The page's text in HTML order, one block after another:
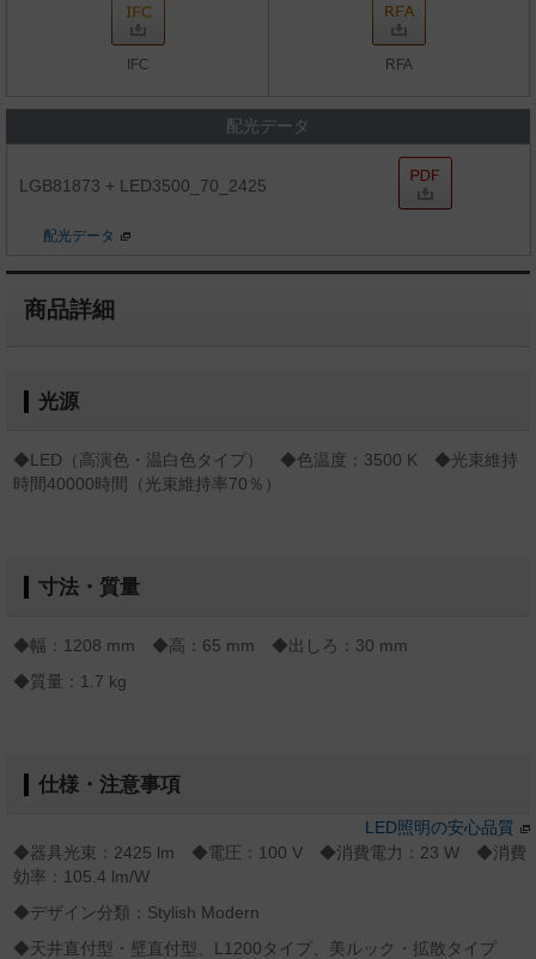
IFC RFA
配光データ
LGB81873 + LED3500_70_2425
配光データ
商品詳細
光源
◆LED（高演色・温白色タイプ） ◆色温度：3500 K ◆光束維持
時間40000時間（光束維持率70％）
寸法・質量
◆幅：1208 mm ◆高：65 mm ◆出しろ：30 mm
◆質量：1.7 kg
仕様・注意事項
LED照明の安心品質
◆器具光束：2425 lm ◆電圧：100 V ◆消費電力：23 W ◆消費
効率：105.4 lm/W
◆デザイン分類：Stylish Modern
◆天井直付型・壁直付型、L1200タイプ、美ルック・拡散タイプ